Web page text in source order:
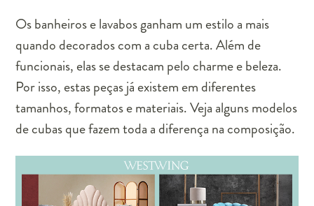
Os banheiros e lavabos ganham um estilo a mais
quando decorados com a cuba certa. Além de
funcionais, elas se destacam pelo charme e beleza.
Por isso, estas peças já existem em diferentes
tamanhos, formatos e materiais. Veja alguns modelos
de cubas que fazem toda a diferença na composição.